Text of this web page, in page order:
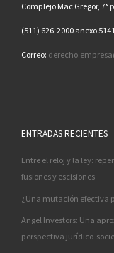
Complejo Mac Gregor, 7°
(511) 626-2000 anexo
Correo:
ENTRADAS RECIENTES
Entre el reloj y la ley:
fusiones y escisiones
¿Una mutación efectiva
Angel Investors: Una
perspectiva jurídico-